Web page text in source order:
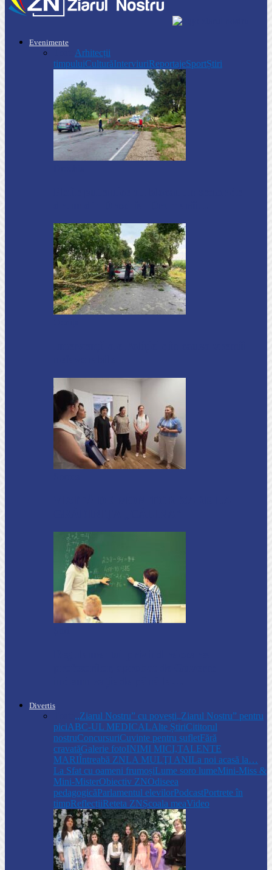
Evenimente
Arhitecții
timpuluiCulturăInterviuriReportajeSportȘtiri
Divertis
,,Ziarul Nostru” cu povești„Ziarul Nostru” pentru
piciABC-UL MEDICALAlte ȘtiriCititorul
nostruConcursuriCuvinte pentru sufletFără
cravatăGalerie fotoINIMI MICI,TALENTE
MARIÎntreabă ZNLA MULŢI ANILa noi acasă la…
La Sfat cu oameni frumoșiLume soro lumeMini-Miss &
Mini-MisterObiectiv ZNOdiseea
pedagogicăParlamentul elevilorPodcastPortrete în
timpReflecțiiReteta ZNȘcoala meaVideo